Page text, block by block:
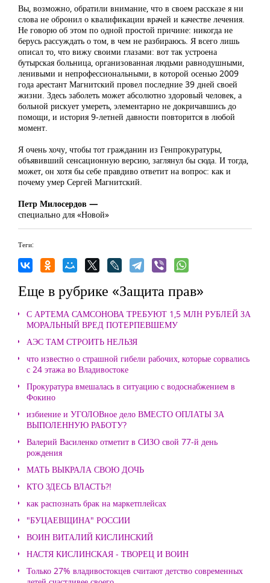
Вы, возможно, обратили внимание, что в своем рассказе я ни
слова не обронил о квалификации врачей и качестве лечения.
Не говорю об этом по одной простой причине: никогда не
берусь рассуждать о том, в чем не разбираюсь. Я всего лишь
описал то, что вижу своими глазами: вот так устроена
бутырская больница, организованная людьми равнодушными,
ленивыми и непрофессиональными, в которой осенью 2009
года арестант Магнитский провел последние 39 дней своей
жизни. Здесь заболеть может абсолютно здоровый человек, а
больной рискует умереть, элементарно не докричавшись до
помощи, и история 9-летней давности повторится в любой
момент.
Я очень хочу, чтобы тот гражданин из Генпрокуратуры,
объявивший сенсационную версию, заглянул бы сюда. И тогда,
может, он хотя бы себе правдиво ответит на вопрос: как и
почему умер Сергей Магнитский.
Петр Милосердов —
специально для «Новой»
Теги:
Еще в рубрике «Защита прав»
С АРТЕМА САМСОНОВА ТРЕБУЮТ 1,5 МЛН РУБЛЕЙ ЗА
МОРАЛЬНЫЙ ВРЕД ПОТЕРПЕВШЕМУ
АЭС ТАМ СТРОИТЬ НЕЛЬЗЯ
что известно о страшной гибели рабочих, которые сорвались
с 24 этажа во Владивостоке
Прокуратура вмешалась в ситуацию с водоснабжением в
Фокино
избиение и УГОЛОВное дело ВМЕСТО ОПЛАТЫ ЗА
ВЫПОЛЕННУЮ РАБОТУ?
Валерий Василенко отметит в СИЗО свой 77-й день
рождения
МАТЬ ВЫКРАЛА СВОЮ ДОЧЬ
КТО ЗДЕСЬ ВЛАСТЬ?!
как распознать брак на маркетплейсах
"БУЦАЕВЩИНА" РОССИИ
ВОИН ВИТАЛИЙ КИСЛИНСКИЙ
НАСТЯ КИСЛИНСКАЯ - ТВОРЕЦ И ВОИН
Только 27% владивостокцев считают детство современных